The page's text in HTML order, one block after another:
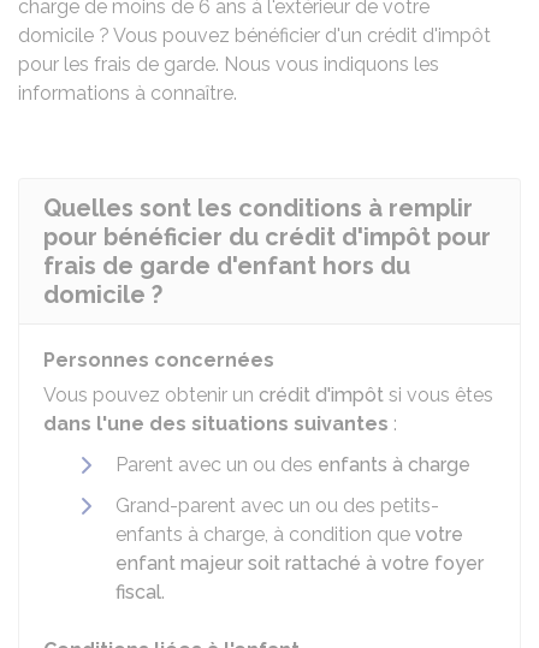
charge de moins de 6 ans à l'extérieur de votre
domicile ? Vous pouvez bénéficier d'un crédit d'impôt
pour les frais de garde. Nous vous indiquons les
informations à connaître.
Quelles sont les conditions à remplir
pour bénéficier du crédit d'impôt pour
frais de garde d'enfant hors du
domicile ?
Personnes concernées
Vous pouvez obtenir un crédit d'impôt si vous êtes
dans l'une des situations suivantes :
Parent avec un ou des enfants à charge
Grand-parent avec un ou des petits-
enfants à charge, à condition que votre
enfant majeur soit rattaché à votre foyer
fiscal.